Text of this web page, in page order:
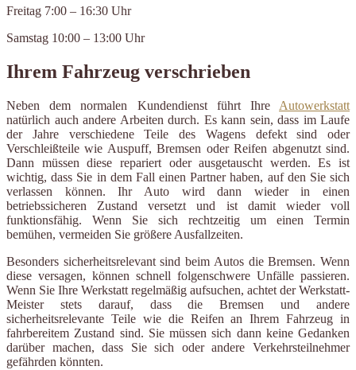
Freitag 7:00 – 16:30 Uhr
Samstag 10:00 – 13:00 Uhr
Ihrem Fahrzeug verschrieben
Neben dem normalen Kundendienst führt Ihre Autowerkstatt
natürlich auch andere Arbeiten durch. Es kann sein, dass im Laufe
der Jahre verschiedene Teile des Wagens defekt sind oder
Verschleißteile wie Auspuff, Bremsen oder Reifen abgenutzt sind.
Dann müssen diese repariert oder ausgetauscht werden. Es ist
wichtig, dass Sie in dem Fall einen Partner haben, auf den Sie sich
verlassen können. Ihr Auto wird dann wieder in einen
betriebssicheren Zustand versetzt und ist damit wieder voll
funktionsfähig. Wenn Sie sich rechtzeitig um einen Termin
bemühen, vermeiden Sie größere Ausfallzeiten.
Besonders sicherheitsrelevant sind beim Autos die Bremsen. Wenn
diese versagen, können schnell folgenschwere Unfälle passieren.
Wenn Sie Ihre Werkstatt regelmäßig aufsuchen, achtet der Werkstatt-
Meister stets darauf, dass die Bremsen und andere
sicherheitsrelevante Teile wie die Reifen an Ihrem Fahrzeug in
fahrbereitem Zustand sind. Sie müssen sich dann keine Gedanken
darüber machen, dass Sie sich oder andere Verkehrsteilnehmer
gefährden könnten.